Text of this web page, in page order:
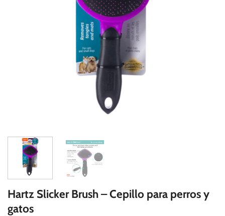
Hartz Slicker Brush – Cepillo para perros y
gatos